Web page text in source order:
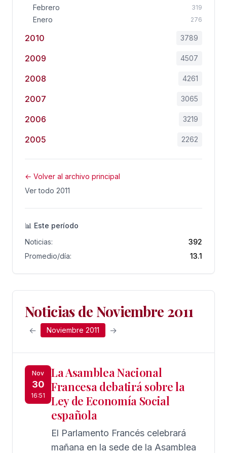
Febrero 319
Enero 276
2010 3789
2009 4507
2008 4261
2007 3065
2006 3219
2005 2262
← Volver al archivo principal
Ver todo 2011
📊 Este período
Noticias:
392
Promedio/día:
13.1
Noticias de Noviembre 2011
← Noviembre 2011 →
Nov
30
16:51
La Asamblea Nacional
Francesa debatirá sobre la
Ley de Economía Social
española
El Parlamento Francés celebrará
mañana en la sede de la Asamblea